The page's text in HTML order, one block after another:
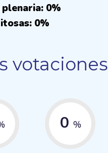
0%
0%
votaciones
0 %